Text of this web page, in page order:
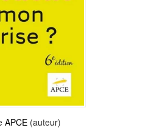
APCE (auteur)